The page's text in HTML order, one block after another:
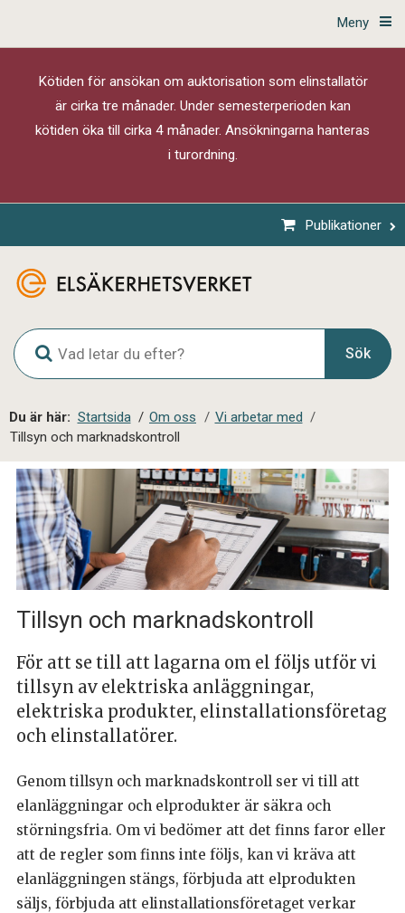
Meny
Kötiden för ansökan om auktorisation som elinstallatör
är cirka tre månader. Under semesterperioden kan
kötiden öka till cirka 4 månader. Ansökningarna hanteras
i turordning.
Publikationer
G
l
o
a
l
s
i
t
e
s
ö
k
Sök
Du är här: Startsida / Om oss / Vi arbetar med /
Tillsyn och marknadskontroll
Tillsyn och marknadskontroll
För att se till att lagarna om el följs utför vi
tillsyn av elektriska anläggningar,
elektriska produkter, elinstallationsföretag
och elinstallatörer.
Genom tillsyn och marknadskontroll ser vi till att
elanläggningar och elprodukter är säkra och
störningsfria. Om vi bedömer att det finns faror eller
att de regler som finns inte följs, kan vi kräva att
elanläggningen stängs, förbjuda att elprodukten
säljs, förbjuda att elinstallationsföretaget verkar